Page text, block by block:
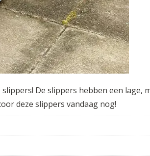
De slippers hebben een
deze slippers vandaag nog!